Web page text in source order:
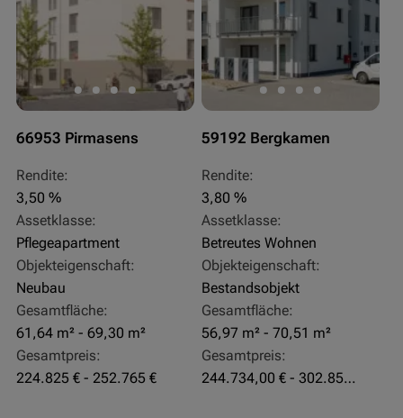
66953 Pirmasens
Rendite:
3,50 %
Assetklasse:
Pflegeapartment
Objekteigenschaft:
Neubau
Gesamtfläche:
61,64 m² - 69,30 m²
Gesamtpreis:
224.825 € - 252.765 €
59192 Bergkamen
Rendite:
3,80 %
Assetklasse:
Betreutes Wohnen
Objekteigenschaft:
Bestandsobjekt
Gesamtfläche:
56,97 m² - 70,51 m²
Gesamtpreis:
244.734,00 € - 302.855,00 €